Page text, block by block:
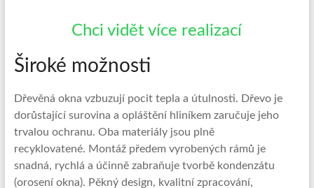
Chci vidět více realizací
Široké možnosti
Dřevěná okna vzbuzují pocit tepla a útulnosti. Dřevo je
dorůstající surovina a opláštění hliníkem zaručuje jeho
trvalou ochranu. Oba materiály jsou plně
recyklovatené. Montáž předem vyrobených rámů je
snadná, rychlá a účinně zabraňuje tvorbě kondenzátu
(orosení okna). Pěkný design, kvalitní zpracování,